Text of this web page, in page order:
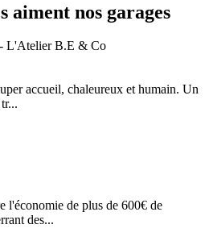
aiment nos garages
L'Atelier B.E & Co
accueil, chaleureux et humain. Un
l'économie de plus de 600€ de
des...